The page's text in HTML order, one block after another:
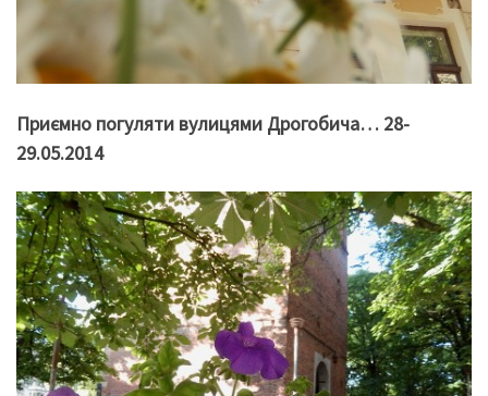
Приємно погуляти вулицями Дрогобича… 28-
29.05.2014